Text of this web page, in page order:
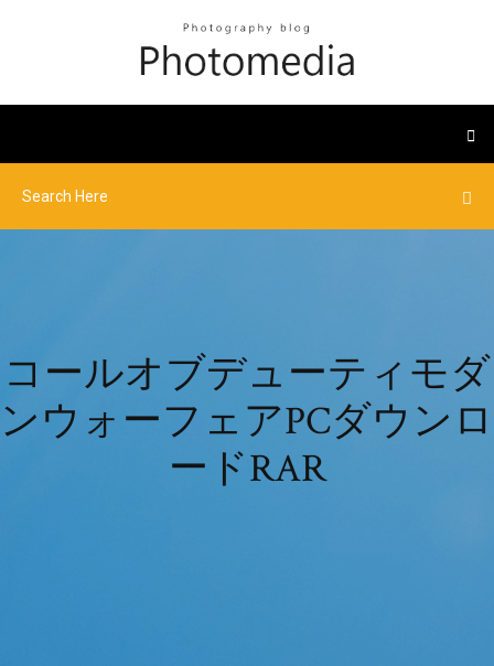
コールオブデューティモダ
ンウォーフェアPCダウンロ
ードRAR